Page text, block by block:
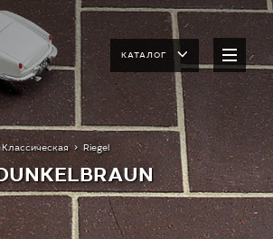
КАТАЛОГ
Классическая Riegel